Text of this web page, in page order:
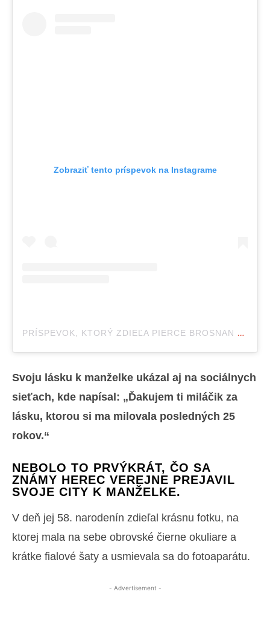
Zobraziť tento príspevok na Instagrame
PRÍSPEVOK, KTORÝ ZDIEĽA PIERCE BROSNAN (@PIERCEBROSNANOFFICIAL)
Svoju lásku k manželke ukázal aj na sociálnych
sieťach, kde napísal: „Ďakujem ti miláčik za
lásku, ktorou si ma milovala posledných 25
rokov.“
NEBOLO TO PRVÝKRÁT, ČO SA
ZNÁMY HEREC VEREJNE PREJAVIL
SVOJE CITY K MANŽELKE.
V deň jej 58. narodenín zdieľal krásnu fotku, na
ktorej mala na sebe obrovské čierne okuliare a
krátke fialové šaty a usmievala sa do fotoaparátu.
- Advertisement -